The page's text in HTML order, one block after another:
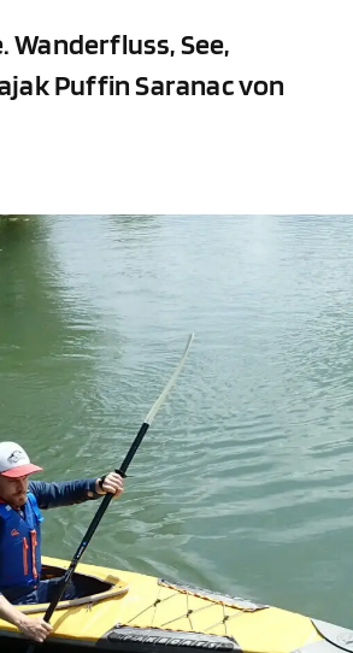
Wanderfluss, See,
Puffin Saranac von